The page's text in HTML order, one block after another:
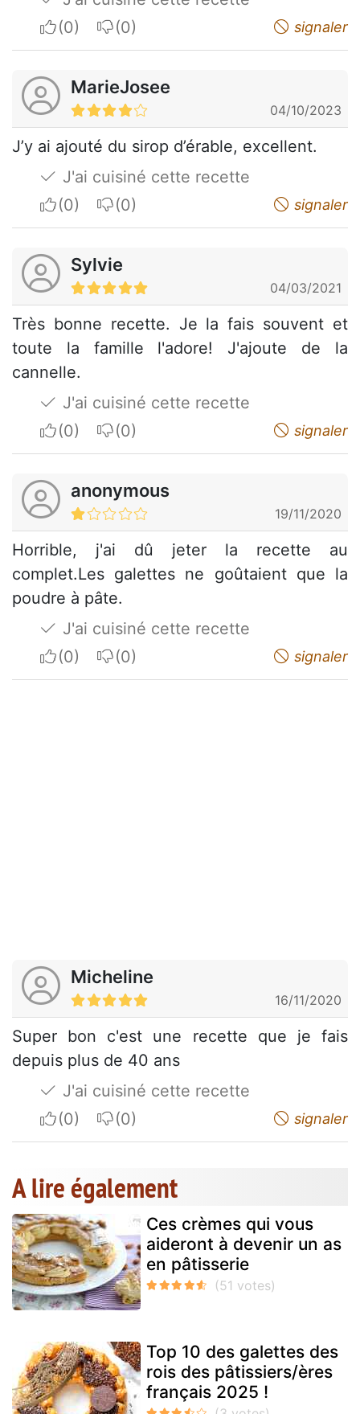
I apreciateI do not appreciate signaler
MarieJosee
04/10/2023
J’y ai ajouté du sirop d’érable, excellent.
J'ai cuisiné cette recette
I apreciateI do not appreciate signaler
Sylvie
04/03/2021
Très bonne recette. Je la fais souvent et
toute la famille l'adore! J'ajoute de la
cannelle.
J'ai cuisiné cette recette
I apreciateI do not appreciate signaler
anonymous
19/11/2020
Horrible, j'ai dû jeter la recette au
complet.Les galettes ne goûtaient que la
poudre à pâte.
J'ai cuisiné cette recette
I apreciateI do not appreciate signaler
Micheline
16/11/2020
Super bon c'est une recette que je fais
depuis plus de 40 ans
J'ai cuisiné cette recette
I apreciateI do not appreciate signaler
A lire également
Ces crèmes qui vous
aideront à devenir un as
en pâtisserie
Top 10 des galettes des
rois des pâtissiers/ères
français 2025 !